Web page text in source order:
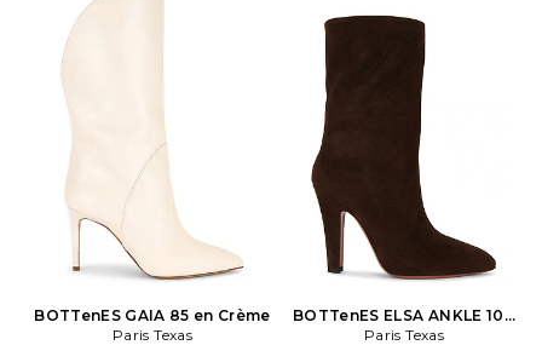
BOTTenES GAIA 85 en Crème
Paris Texas
BOTTenES ELSA ANKLE 100
en Marron
Paris Texas